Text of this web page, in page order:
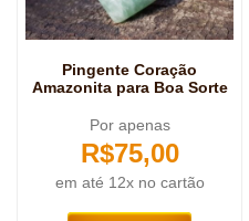
Pingente Coração
Amazonita para Boa Sorte
Por apenas
R$75,00
em até 12x no cartão